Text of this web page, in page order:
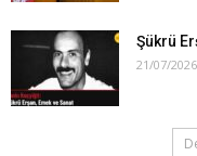
Şükrü
21/07/2026